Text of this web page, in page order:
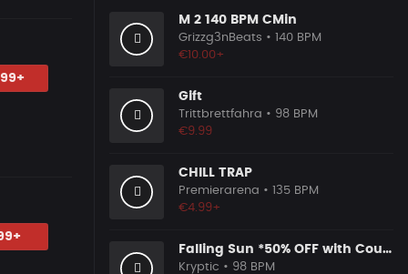
M 2 140 BPM CMin
Grizzg3nBeats • 140 BPM
€10.00+
Gift
Trittbrettfahra • 98 BPM
€9.99
CHILL TRAP
Premierarena • 135 BPM
€4.99+
Falling Sun *50% OFF with Coupon Code: KRYPTIC50 Buy 1 Get 2 Free*
Kryptic • 98 BPM